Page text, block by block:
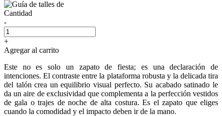
Cantidad
-
+
Agregar al carrito
Este no es solo un zapato de fiesta; es una declaración de
intenciones. El contraste entre la plataforma robusta y la delicada tira
del talón crea un equilibrio visual perfecto. Su acabado satinado le
da un aire de exclusividad que complementa a la perfección vestidos
de gala o trajes de noche de alta costura. Es el zapato que eliges
cuando la comodidad y el impacto deben ir de la mano.